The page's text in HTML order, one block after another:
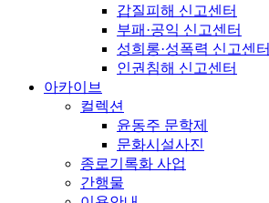
갑질피해 신고센터
부패·공익 신고센터
성희롱·성폭력 신고센터
인권침해 신고센터
아카이브
컬렉션
윤동주 문학제
문화시설사진
종로기록화 사업
간행물